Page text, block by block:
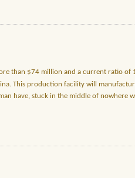
than $74 million and a current ratio
This production facility will
have, stuck in the middle of